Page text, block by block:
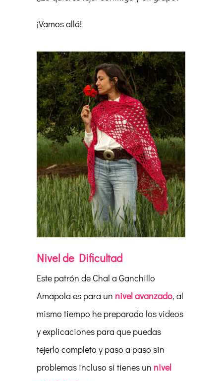
¡Vamos allá!
Nivel de Dificultad
Este patrón de Chal a Ganchillo
Amapola es para un nivel avanzado, al
mismo tiempo he preparado los videos
y explicaciones para que puedas
tejerlo completo y paso a paso sin
problemas incluso si tienes un nivel